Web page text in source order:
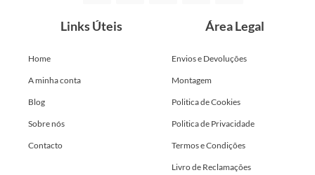
Links Úteis
Home
A minha conta
Blog
Sobre nós
Contacto
Área Legal
Envios e Devoluções
Montagem
Politica de Cookies
Politica de Privacidade
Termos e Condições
Livro de Reclamações